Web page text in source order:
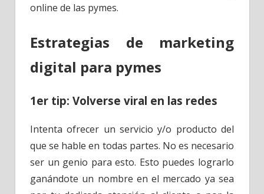
online de las pymes.
Estrategias de marketing
digital para pymes
1er tip: Volverse viral en las redes
Intenta ofrecer un servicio y/o producto del
que se hable en todas partes. No es necesario
ser un genio para esto. Esto puedes lograrlo
ganándote un nombre en el mercado ya sea